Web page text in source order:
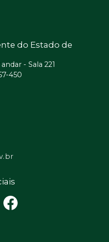
do Estado de
- Sala 221
450